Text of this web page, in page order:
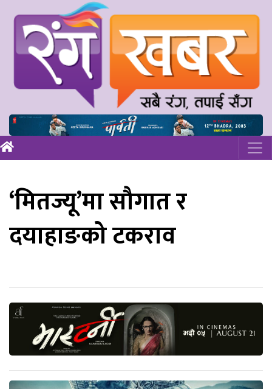
‘मितज्यू’मा सौगात र
दयाहाङको टकराव